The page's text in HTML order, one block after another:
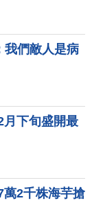
我們敵人是病
月下旬盛開最
萬2千株海芋搶